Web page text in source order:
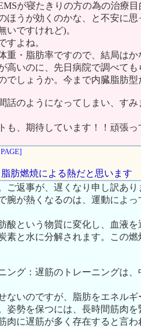
が寝たきりの方の為の治療
ほうが効くのかな、と不安に
いですけれど)。
すよね。
重・脂肪率ですので、結局は
高いのに、先日病院で調べて
でしょうか。今まで内臓脂肪
話のようになってしまい、す
も、期待しています！！頑張
肪燃焼による熱だと思います
ご返事が、遅くなり申し訳あり
腕が熱くなるのは、運動によ
酸という物質に変化し、血液
素と水に分解されます。この
ング：遅筋のトレーニングは
ないのですが、脂肪をエネル
姿勢を保つには、長時間筋肉
肉に遅筋が多く存在すると言わ